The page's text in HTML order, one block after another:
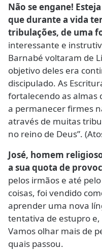
Não se engane!
que durante a vida
tribulações, de uma
interessante e
Barnabé voltaram de
objetivo deles era
discipulado. As
fortalecendo as almas
a permanecer firmes
através de muitas
no reino de Deus”.
José, homem
a sua quota de
pelos irmãos e até
coisas, foi vendido
aprender uma nova
tentativa de estupro
Vamos olhar mais de
quais passou.